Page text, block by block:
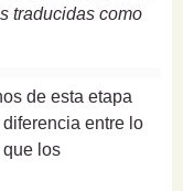
traducidas como
de esta etapa
entre lo
los